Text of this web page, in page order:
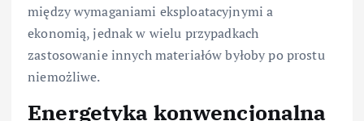
między wymaganiami eksploatacyjnymi a
ekonomią, jednak w wielu przypadkach
zastosowanie innych materiałów byłoby po prostu
niemożliwe.
Energetyka konwencjonalna